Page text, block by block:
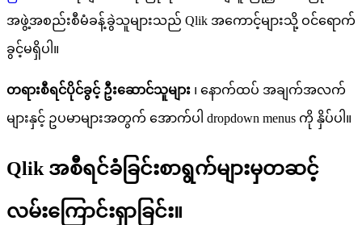
အဖအစညစမခနခသမသည Qlik အကငမသ ဝငရက
ခငမရပ ။
တရစရငပငခင ဦဆငသမ ၊ နကထပ အခကအလက
မနင ဥပမမအတက အကပ dropdown menus က နပပ ။
Qlik အစရငခ ခငစရကမမတဆင
လမကငရ ခင။